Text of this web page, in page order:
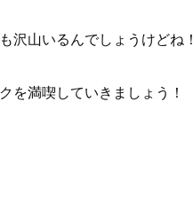
沢山いるんでしょうけどね！
を満喫していきましょう！